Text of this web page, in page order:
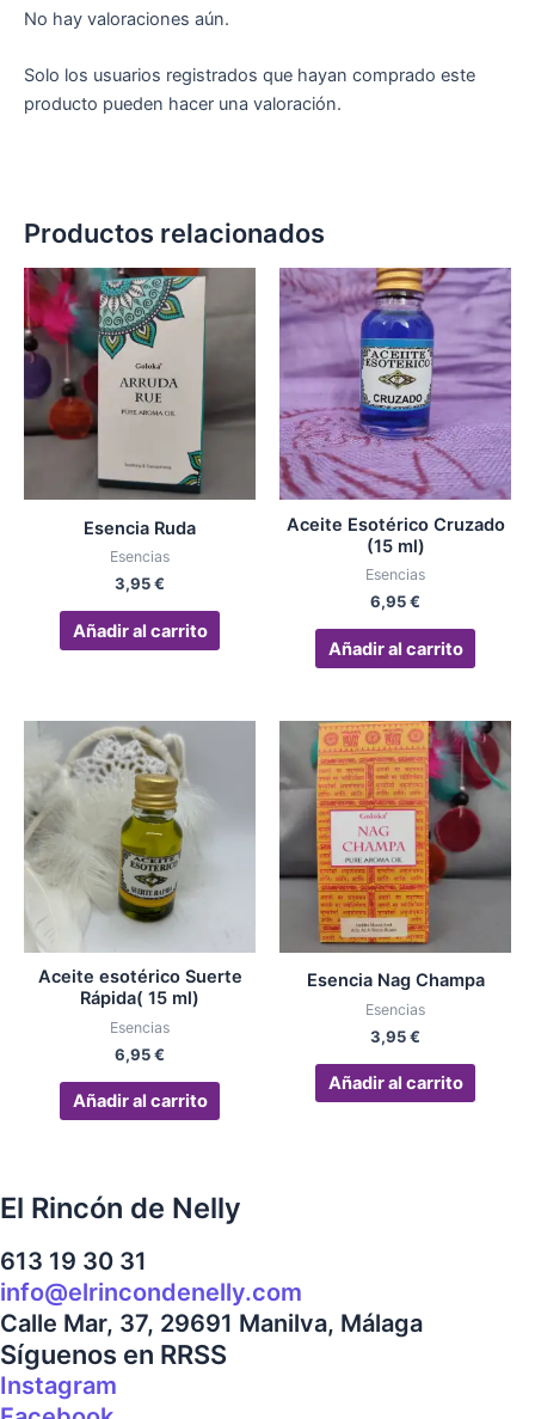
No hay valoraciones aún.
Solo los usuarios registrados que hayan comprado este
producto pueden hacer una valoración.
Productos relacionados
Esencia Ruda
Esencias
3,95€
Añadir al carrito
Aceite Esotérico Cruzado
(15 ml)
Esencias
6,95€
Añadir al carrito
Aceite esotérico Suerte
Rápida( 15 ml)
Esencias
6,95€
Añadir al carrito
Esencia Nag Champa
Esencias
3,95€
Añadir al carrito
El Rincón de Nelly
613 19 30 31
info@elrincondenelly.com
Calle Mar, 37, 29691 Manilva, Málaga
Síguenos en RRSS
Instagram